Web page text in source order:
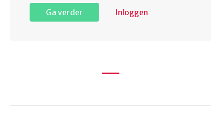
Ga verder Inloggen